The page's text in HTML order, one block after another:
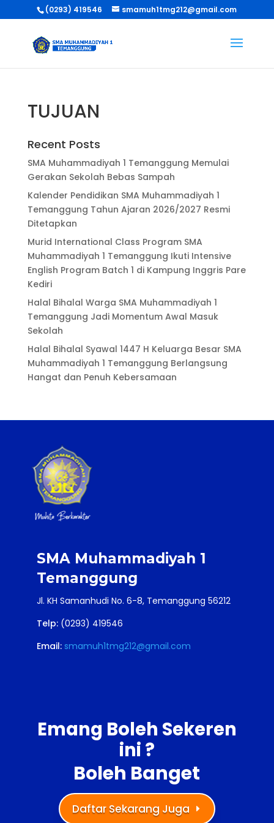
(0293) 419546 smamuh1tmg212@gmail.com
TUJUAN
Recent Posts
SMA Muhammadiyah 1 Temanggung Memulai
Gerakan Sekolah Bebas Sampah
Kalender Pendidikan SMA Muhammadiyah 1
Temanggung Tahun Ajaran 2026/2027 Resmi
Ditetapkan
Murid International Class Program SMA
Muhammadiyah 1 Temanggung Ikuti Intensive
English Program Batch 1 di Kampung Inggris Pare
Kediri
Halal Bihalal Warga SMA Muhammadiyah 1
Temanggung Jadi Momentum Awal Masuk
Sekolah
Halal Bihalal Syawal 1447 H Keluarga Besar SMA
Muhammadiyah 1 Temanggung Berlangsung
Hangat dan Penuh Kebersamaan
SMA Muhammadiyah 1
Temanggung
Jl. KH Samanhudi No. 6-8, Temanggung 56212
Telp: (0293) 419546
Email: smamuh1tmg212@gmail.com
Emang Boleh Sekeren
ini ?
Boleh Banget
Daftar Sekarang Juga